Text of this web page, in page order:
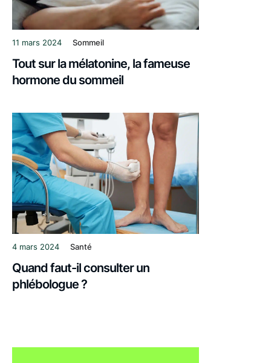
11 mars 2024 Sommeil
Tout sur la mélatonine, la fameuse
hormone du sommeil
4 mars 2024 Santé
Quand faut-il consulter un
phlébologue ?